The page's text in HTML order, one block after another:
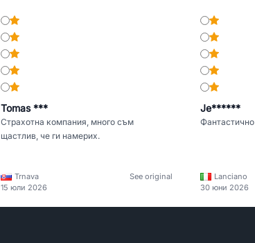
Tomas ***
Страхотна компания, много съм
щастлив, че ги намерих.
Trnava
See original
15 юли 2026
Je******
Фантастично
Lanciano
30 юни 2026